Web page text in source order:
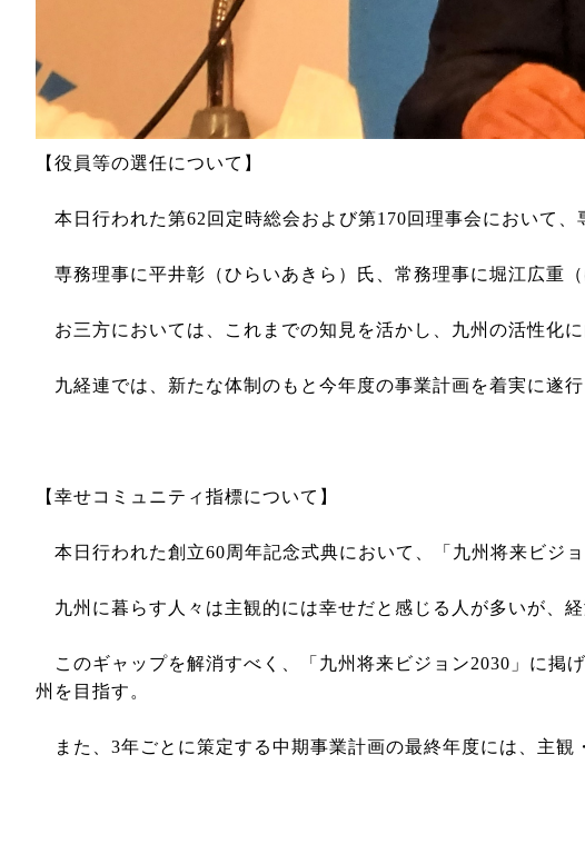
【役員等の選任について】
本日行われた第62回定時総会および第170回理事会において、
専務理事に平井彰（ひらいあきら）氏、常務理事に堀江広重
お三方においては、これまでの知見を活かし、九州の活性化に
九経連では、新たな体制のもと今年度の事業計画を着実に遂
【幸せコミュニティ指標について】
本日行われた創立60周年記念式典において、「九州将来ビジ
九州に暮らす人々は主観的には幸せだと感じる人が多いが、
このギャップを解消すべく、「九州将来ビジョン2030」に掲
州を目指す。
また、3年ごとに策定する中期事業計画の最終年度には、主観